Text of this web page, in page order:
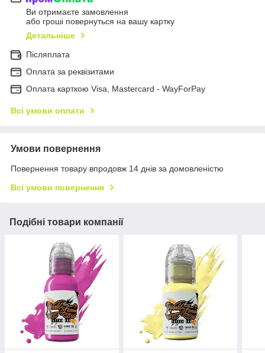
Ви отримаєте замовлення
або гроші повернуться на вашу картку
Детальніше
Післяплата
Оплата за реквізитами
Оплата карткою Visa, Mastercard - WayForPay
Всі умови оплати
Умови повернення
Повернення товару впродовж 14 днів за домовленістю
Всі умови повернення
Подібні товари компанії